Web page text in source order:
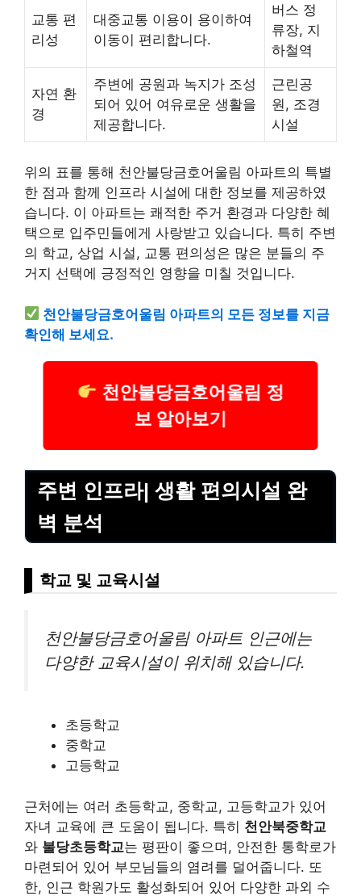
교통 편
리성
대중교통 이용이 용이하여
이동이 편리합니다.
버스 정
류장, 지
하철역
자연 환
경
주변에 공원과 녹지가 조성
되어 있어 여유로운 생활을
제공합니다.
근린공
원, 조경
시설
위의 표를 통해 천안불당금호어울림 아파트의 특별
한 점과 함께 인프라 시설에 대한 정보를 제공하였
습니다. 이 아파트는 쾌적한 주거 환경과 다양한 혜
택으로 입주민들에게 사랑받고 있습니다. 특히 주변
의 학교, 상업 시설, 교통 편의성은 많은 분들의 주
거지 선택에 긍정적인 영향을 미칠 것입니다.
천안불당금호어울림 아파트의 모든 정보를 지금
확인해 보세요.
천안불당금호어울림 정
보 알아보기
주변 인프라| 생활 편의시설 완
벽 분석
학교 및 교육시설
천안불당금호어울림 아파트 인근에는
다양한 교육시설이 위치해 있습니다.
초등학교
중학교
고등학교
근처에는 여러 초등학교, 중학교, 고등학교가 있어
자녀 교육에 큰 도움이 됩니다. 특히 천안북중학교
와 불당초등학교는 평판이 좋으며, 안전한 통학로가
마련되어 있어 부모님들의 염려를 덜어줍니다. 또
한, 인근 학원가도 활성화되어 있어 다양한 과외 수